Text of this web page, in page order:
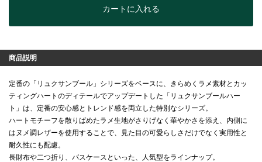
カートに入れる
商品説明
定番の「リュクサンブール」シリーズをベースに、きらめくラメ素材とカッ
ティングハートのディテールでアップデートした「リュクサンブールハー
ト」は、定番の安心感とトレンド感を両立した特別なシリーズ。
ハートモチーフを散りばめたラメ生地がさりげなく華やかさを添え、内側に
はヌメ調レザーを使用することで、見た目の可愛らしさだけでなく実用性と
耐久性にも配慮。
長財布や二つ折り、パスケースといった、人気型をラインナップ。